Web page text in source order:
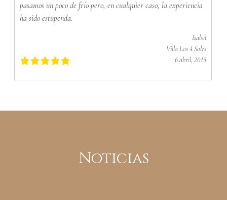
pasamos un poco de frío pero, en cualquier caso, la experiencia
ha sido estupenda.
Isabel
Villa Los 4 Soles
6 abril, 2015
Noticias